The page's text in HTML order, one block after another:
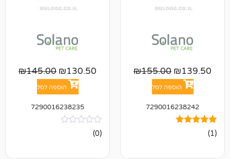
₪155.00
130.50
₪145.00